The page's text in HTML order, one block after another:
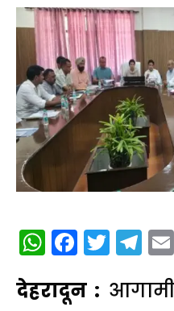
WhatsApp
देहरादून :